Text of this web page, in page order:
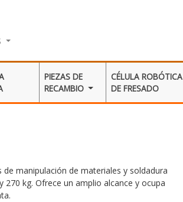
PIEZAS DE
RECAMBIO
CÉLULA ROBÓTICA
DE FRESADO
manipulación de materiales y soldadura
kg. Ofrece un amplio alcance y ocupa